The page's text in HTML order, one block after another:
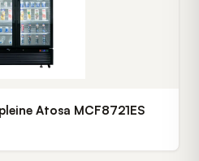
Atosa MCF8721ES